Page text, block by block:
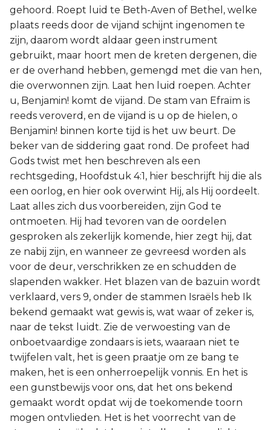
gehoord. Roept luid te Beth-Aven of Bethel, welke
plaats reeds door de vijand schijnt ingenomen te
zijn, daarom wordt aldaar geen instrument
gebruikt, maar hoort men de kreten dergenen, die
er de overhand hebben, gemengd met die van hen,
die overwonnen zijn. Laat hen luid roepen. Achter
u, Benjamin! komt de vijand. De stam van Efraïm is
reeds veroverd, en de vijand is u op de hielen, o
Benjamin! binnen korte tijd is het uw beurt. De
beker van de siddering gaat rond. De profeet had
Gods twist met hen beschreven als een
rechtsgeding, Hoofdstuk 4:1, hier beschrijft hij die als
een oorlog, en hier ook overwint Hij, als Hij oordeelt.
Laat alles zich dus voorbereiden, zijn God te
ontmoeten. Hij had tevoren van de oordelen
gesproken als zekerlijk komende, hier zegt hij, dat
ze nabij zijn, en wanneer ze gevreesd worden als
voor de deur, verschrikken ze en schudden de
slapenden wakker. Het blazen van de bazuin wordt
verklaard, vers 9, onder de stammen Israëls heb Ik
bekend gemaakt wat gewis is, wat waar of zeker is,
naar de tekst luidt. Zie de verwoesting van de
onboetvaardige zondaars is iets, waaraan niet te
twijfelen valt, het is geen praatje om ze bang te
maken, het is een onherroepelijk vonnis. En het is
een gunstbewijs voor ons, dat het ons bekend
gemaakt wordt opdat wij de toekomende toorn
mogen ontvlieden. Het is het voorrecht van de